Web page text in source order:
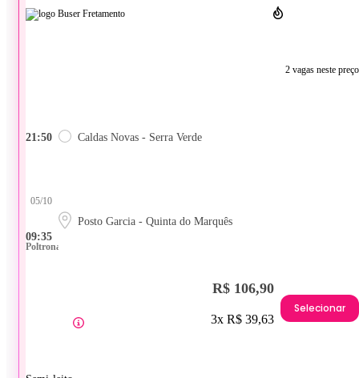
2 vagas neste preço
21:50 Caldas Novas - Serra Verde
09:35
05/10
Posto Garcia - Quinta do Marquês
Poltrona
R$ 106,90
3x R$ 39,63
Selecionar